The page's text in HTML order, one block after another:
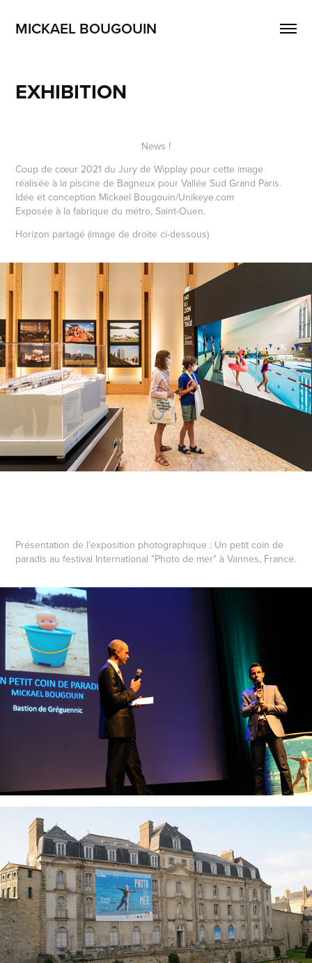
MICKAEL BOUGOUIN
EXHIBITION
News !
Coup de cœur 2021 du Jury de Wipplay pour cette image
réalisée à la piscine de Bagneux pour Vallée Sud Grand Paris.
Idée et conception Mickael Bougouin/Unikeye.com
Exposée à la fabrique du métro, Saint-Ouen.
Horizon partagé (image de droite ci-dessous)
Présentation de l'exposition photographique : Un petit coin de
paradis au festival International "Photo de mer" à Vannes, France.